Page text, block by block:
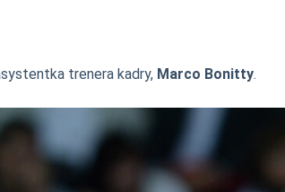
trenera kadry, Marco Bonitty.